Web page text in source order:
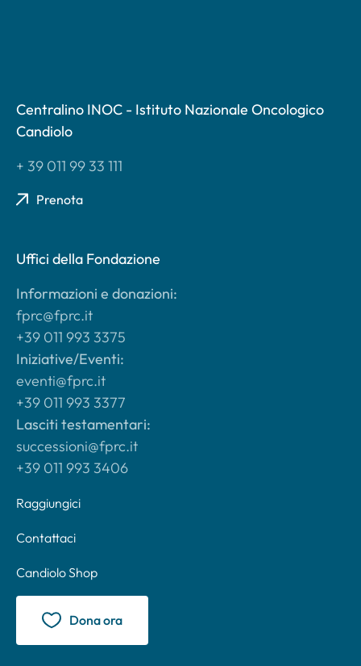
Centralino INOC - Istituto Nazionale Oncologico
Candiolo
+ 39 011 99 33 111
Prenota
Uffici della Fondazione
Informazioni e donazioni:
fprc@fprc.it
+39 011 993 3375
Iniziative/Eventi:
eventi@fprc.it
+39 011 993 3377
Lasciti testamentari:
successioni@fprc.it
+39 011 993 3406
Raggiungici
Contattaci
Candiolo Shop
Dona ora